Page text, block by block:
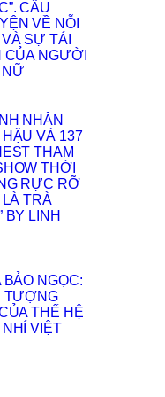
CÂU
VỀ NỖI
SỰ TÁI
CỦA NGƯỜI
NỮ
NHÂN
HẬU VÀ 137
THAM
THỜI
RỰC RỠ
LÀ TRÀ
BY LINH
BẢO NGỌC:
TƯỢNG
THẾ HỆ
VIỆT